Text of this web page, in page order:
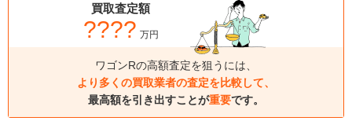
買取査定額
???? 万円
ワゴンRの高額査定を狙うには、
より多くの買取業者の査定を比較して、
最高額を引き出すことが重要です。